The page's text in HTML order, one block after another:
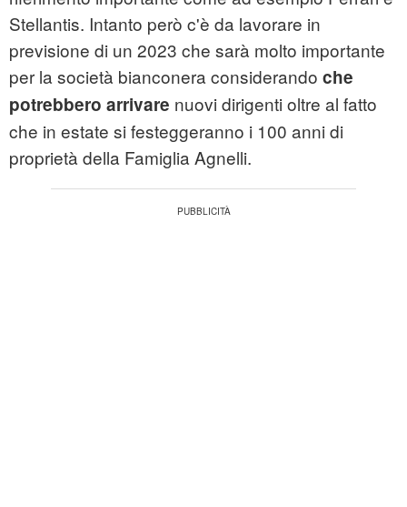
Stellantis. Intanto però c'è da lavorare in
previsione di un 2023 che sarà molto importante
per la società bianconera considerando che
potrebbero arrivare nuovi dirigenti oltre al fatto
che in estate si festeggeranno i 100 anni di
proprietà della Famiglia Agnelli.